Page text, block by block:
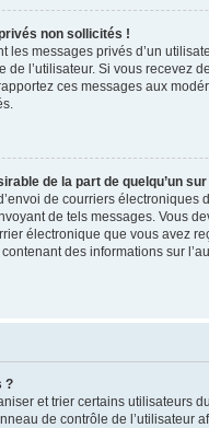
non sollicités !
les messages privés d’un
l’utilisateur. Si vous recevez
ces messages aux
de la part de quelqu’un
de courriers électroniques
de tels messages. Vous
électronique que vous avez
des informations sur
?
et trier certains utilisateurs
de contrôle de l’utilisateur